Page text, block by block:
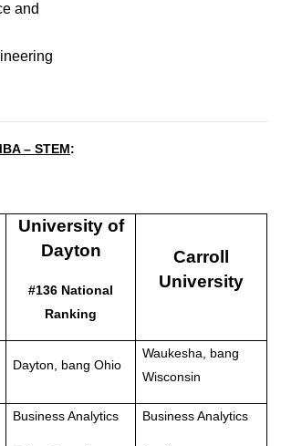
and
– STEM:
University of
Dayton
#136 National
Ranking
Carroll
University
Dayton, bang Ohio
Waukesha, bang
Wisconsin
Business Analytics Business Analytics